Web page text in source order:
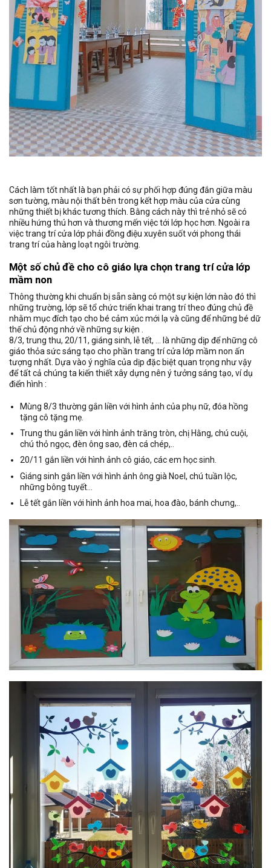
Cách làm tốt nhất là bạn phải có sự phối hợp đúng đắn giữa màu
sơn tường, màu nội thất bên trong kết hợp màu của cửa cùng
những thiết bị khác tương thích. Bằng cách này thì trẻ nhỏ sẽ có
nhiều hứng thú hơn và thương mến việc tới lớp học hơn. Ngoài ra
việc trang trí cửa lớp phải đồng điệu xuyên suốt với phong thái
trang trí của hàng loạt ngôi trường.
Một số chủ đề cho cô giáo lựa chọn trang trí cửa lớp
mầm non
Thông thường khi chuẩn bị sẵn sàng có một sự kiện lớn nào đó thì
những trường, lớp sẽ tổ chức triển khai trang trí theo đúng chủ đề
nhằm mục đích tạo cho bé cảm xúc mới lạ và cũng để những bé dữ
thế chủ động nhớ về những sự kiện .
8/3, trung thu, 20/11, giáng sinh, lễ tết, … là những dịp để những cô
giáo thỏa sức sáng tạo cho phần trang trí cửa lớp mầm non ấn
tượng nhất. Dựa vào ý nghĩa của dịp đặc biệt quan trọng như vậy
để tất cả chúng ta kiến thiết xây dựng nên ý tưởng sáng tạo, ví dụ
điển hình :
Mùng 8/3 thường gắn liền với hình ảnh của phụ nữ, đóa hồng
tặng cô tặng mẹ.
Trung thu gắn liền với hình ảnh trăng tròn, chị Hằng, chú cuội,
chú thỏ ngọc, đèn ông sao, đèn cá chép,..
20/11 gắn liền với hình ảnh cô giáo, các em học sinh.
Giáng sinh gắn liền với hình ảnh ông già Noel, chú tuần lộc,
những bông tuyết…
Lễ tết gắn liền với hình ảnh hoa mai, hoa đào, bánh chưng,..